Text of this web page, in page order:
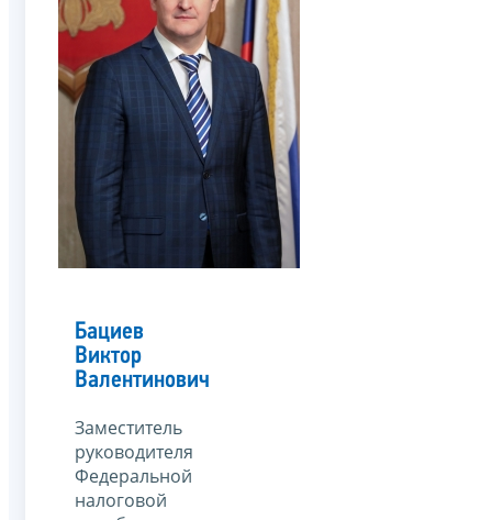
Бациев
Виктор
Валентинович
Заместитель
руководителя
Федеральной
налоговой